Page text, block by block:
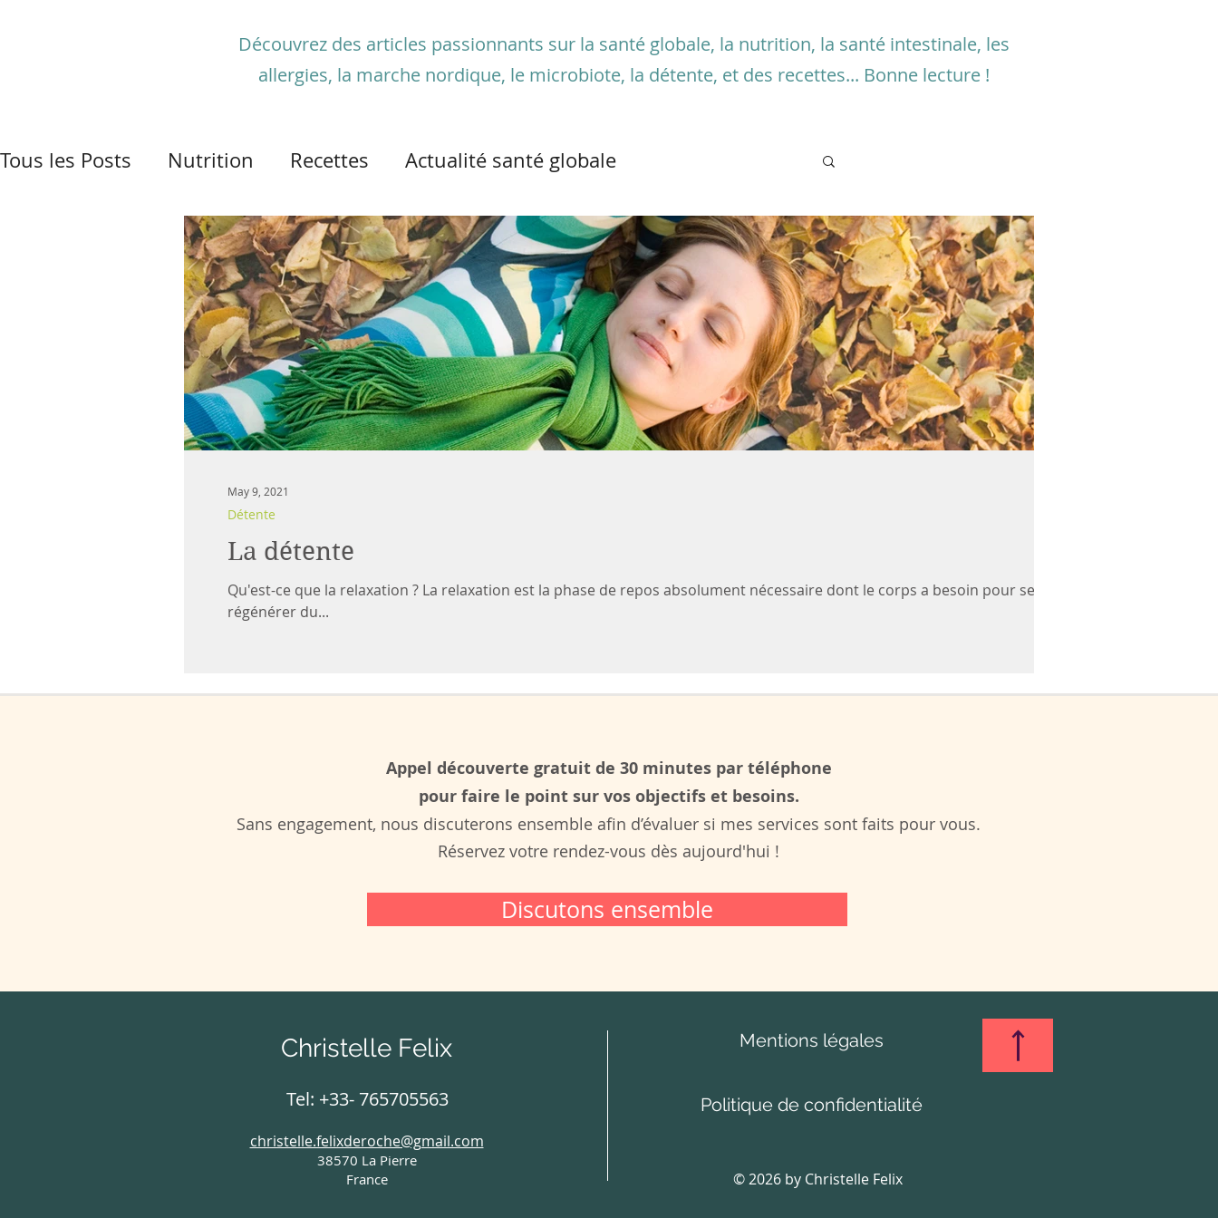
Découvrez des articles passionnants sur la santé globale, la nutrition, la santé intestinale, les
allergies, la marche nordique, le microbiote, la détente, et des recettes... Bonne lecture !
Tous les Posts Nutrition Recettes Actualité santé globale
Santé et pandémie Activité physique - marche nordique Microbiote
Plantes médicinales et aromatiques Allergies et intolérances
Maladies gastro-intestinales Santé de la femme
La détente
Qu'est-ce que la relaxation ? La relaxation est la phase de repos absolument nécessaire dont le corps a besoin pour se
régénérer du...
Détente
May 9, 2021
Appel découverte gratuit de 30 minutes par téléphone
pour faire le point sur vos objectifs et besoins.
Sans engagement, nous discuterons ensemble afin d’évaluer si mes services sont faits pour vous.
Réservez votre rendez-vous dès aujourd'hui !
Discutons ensemble
Christelle Felix
Tel: +33- 765705563
christelle.felixderoche@gmail.com
38570 La Pierre
France
Mentions légales
Politique de confidentialité
© 2026 by Christelle Felix